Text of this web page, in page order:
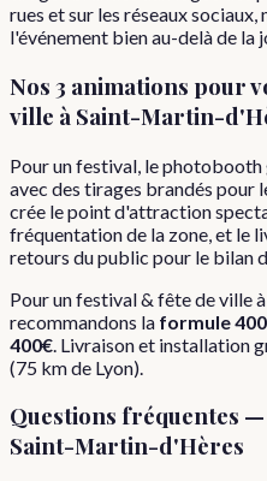
rues et sur les réseaux
l'événement bien au-delà de la
Nos 3 animations pour
ville à Saint-Martin-
Pour un festival, le
avec des tirages brandés pour
crée le point d'attraction
fréquentation de la zone, et le
retours du public pour le bilan
Pourunfestival & fête de villeà
recommandons la formule
400€ . Livraison et installation
(75 km de Lyon).
Questions fréquentes —
Saint-Martin-d'Hères